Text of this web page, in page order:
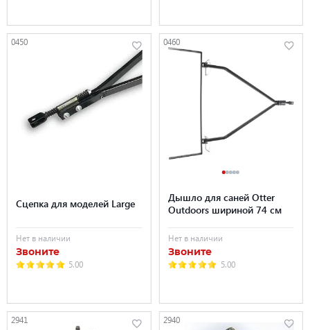
0450
Сцепка для моделей Large
Нет в наличии
Звоните
5.00
0460
Дышло для саней Otter
Outdoors шириной 74 см
Нет в наличии
Звоните
5.00
2941 2940